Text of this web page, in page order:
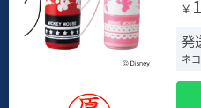
￥
発
ネ